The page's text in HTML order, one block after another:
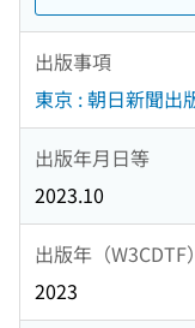
出版事項
東京 : 朝日新聞出
出版年月日等
2023.10
出版年（W3CDTF）
2023